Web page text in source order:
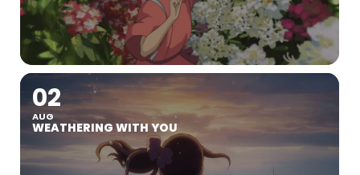
02
AUG
WEATHERING WITH YOU